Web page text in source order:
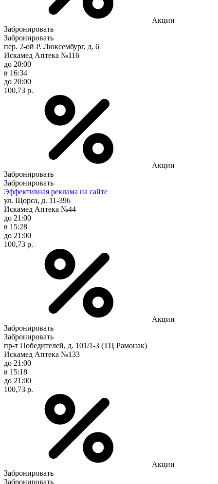
Акции
Забронировать
Забронировать
пер. 2-ой Р. Люксембург, д. 6
Искамед Аптека №116
до 20:00
в 16:34
до 20:00
100,73 р.
Акции
Забронировать
Забронировать
Эффективная реклама на сайте
ул. Щорса, д. 11-396
Искамед Аптека №44
до 21:00
в 15:28
до 21:00
100,73 р.
Акции
Забронировать
Забронировать
пр-т Победителей, д. 101/1-3 (ТЦ Рамонак)
Искамед Аптека №133
до 21:00
в 15:18
до 21:00
100,73 р.
Акции
Забронировать
Забронировать